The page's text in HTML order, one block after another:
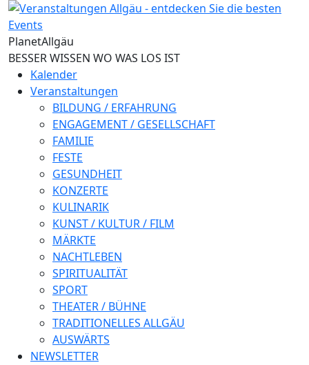
Direkt zum Inhalt
PlanetAllgäu
BESSER WISSEN WO WAS LOS IST
Kalender
Veranstaltungen
BILDUNG / ERFAHRUNG
ENGAGEMENT / GESELLSCHAFT
FAMILIE
FESTE
GESUNDHEIT
KONZERTE
KULINARIK
KUNST / KULTUR / FILM
MÄRKTE
NACHTLEBEN
SPIRITUALITÄT
SPORT
THEATER / BÜHNE
TRADITIONELLES ALLGÄU
AUSWÄRTS
NEWSLETTER